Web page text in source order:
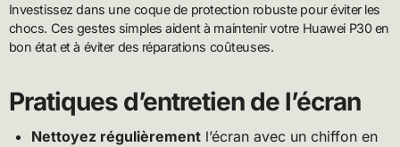
Investissez dans une coque de protection robuste pour éviter les
chocs. Ces gestes simples aident à maintenir votre Huawei P30 en
bon état et à éviter des réparations coûteuses.
Pratiques d’entretien de l’écran
Nettoyez régulièrement l’écran avec un chiffon en